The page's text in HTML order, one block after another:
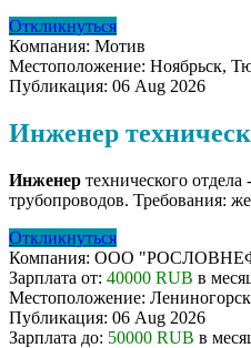
Откликнуться
Компания: Мотив
Местоположение: Ноябрьск,
Публикация: 06 Aug 2026
Инженер
Инженер технического отдела
трубопроводов. Требования:
Откликнуться
Компания: ООО
Зарплата от: 40000 RUB в
Местоположение:
Публикация: 06 Aug 2026
Зарплата до: 50000 RUB в